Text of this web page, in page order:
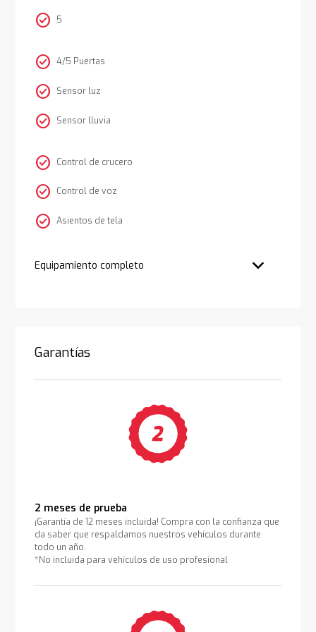
check_circle 5
check_circle 4/5 Puertas
check_circle Sensor luz
check_circle Sensor lluvia
check_circle Control de crucero
check_circle Control de voz
check_circle Asientos de tela
Equipamiento completo
Garantías
2 meses de prueba
¡Garantía de 12 meses incluida! Compra con la confianza que
da saber que respaldamos nuestros vehículos durante
todo un año.
*No incluida para vehículos de uso profesional